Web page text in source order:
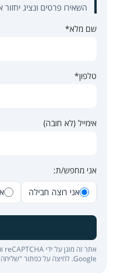
השאירו פרטים ונציג
שם מלא*
טלפון*
אימייל (לא חובה)
אני מחפש/ת:
אני רוצה חבילה
אתר זה מוגן על ידי reCAPTCHA וחלים
Google. לחיצה על כפתור "שליחה" מהווה הסכמה ל